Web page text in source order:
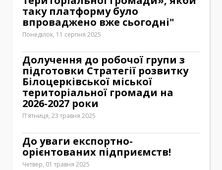
таку платформу було
впроваджено вже сьогодні"
Понеділок, 11 серпня 2025
Долучення до робочої групи з
підготовки Стратегії розвитку
Білоцерківської міської
територіальної громади на
2026-2027 роки
П'ятниця, 23 травня 2025
До уваги експортно-
орієнтованих підприємств!
Четвер, 01 травня 2025